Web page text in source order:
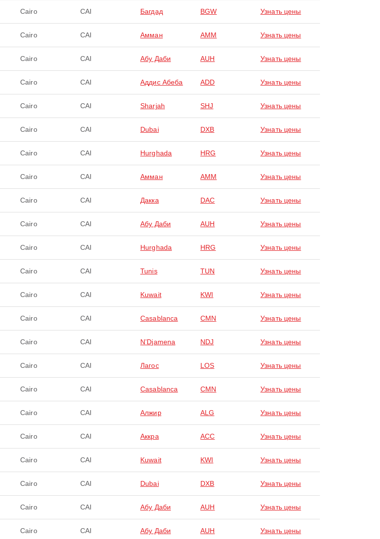
Cairo CAI Багдад BGW Узнать цены
Cairo CAI Амман AMM Узнать цены
Cairo CAI Абу Даби AUH Узнать цены
Cairo CAI Аддис Абеба ADD Узнать цены
Cairo CAI Sharjah SHJ Узнать цены
Cairo CAI Dubai DXB Узнать цены
Cairo CAI Hurghada HRG Узнать цены
Cairo CAI Амман AMM Узнать цены
Cairo CAI Дакка DAC Узнать цены
Cairo CAI Абу Даби AUH Узнать цены
Cairo CAI Hurghada HRG Узнать цены
Cairo CAI Tunis TUN Узнать цены
Cairo CAI Kuwait KWI Узнать цены
Cairo CAI Casablanca CMN Узнать цены
Cairo CAI NʼDjamena NDJ Узнать цены
Cairo CAI Лагос LOS Узнать цены
Cairo CAI Casablanca CMN Узнать цены
Cairo CAI Алжир ALG Узнать цены
Cairo CAI Аккра ACC Узнать цены
Cairo CAI Kuwait KWI Узнать цены
Cairo CAI Dubai DXB Узнать цены
Cairo CAI Абу Даби AUH Узнать цены
Cairo CAI Абу Даби AUH Узнать цены